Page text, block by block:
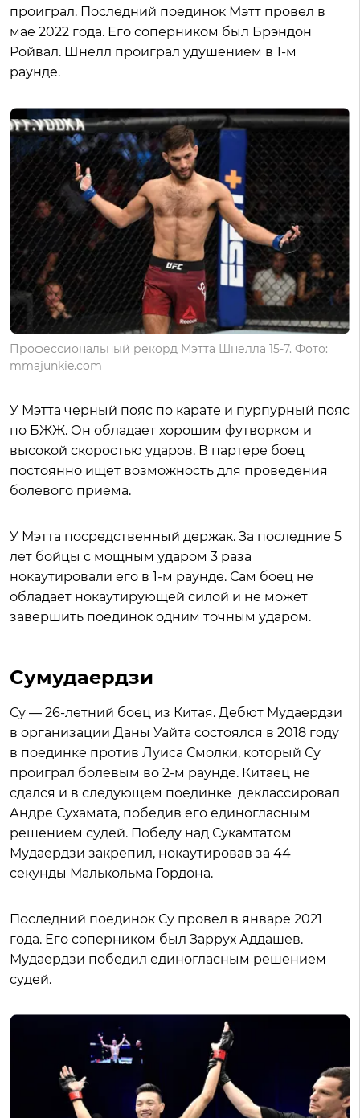
проиграл. Последний поединок Мэтт провел в
мае 2022 года. Его соперником был Брэндон
Ройвал. Шнелл проиграл удушением в 1-м
раунде.
Профессиональный рекорд Мэтта Шнелла 15-7. Фото:
mmajunkie.com
У Мэтта черный пояс по карате и пурпурный пояс
по БЖЖ. Он обладает хорошим футворком и
высокой скоростью ударов. В партере боец
постоянно ищет возможность для проведения
болевого приема.
У Мэтта посредственный держак. За последние 5
лет бойцы с мощным ударом 3 раза
нокаутировали его в 1-м раунде. Сам боец не
обладает нокаутирующей силой и не может
завершить поединок одним точным ударом.
Cумудаердзи
Су — 26-летний боец из Китая. Дебют Мудаердзи
в организации Даны Уайта состоялся в 2018 году
в поединке против Луиса Смолки, который Су
проиграл болевым во 2-м раунде. Китаец не
сдался и в следующем поединке деклассировал
Андре Сухамата, победив его единогласным
решением судей. Победу над Сукамтатом
Мудаердзи закрепил, нокаутировав за 44
секунды Малькольма Гордона.
Последний поединок Су провел в январе 2021
года. Его соперником был Заррух Аддашев.
Мудаердзи победил единогласным решением
судей.